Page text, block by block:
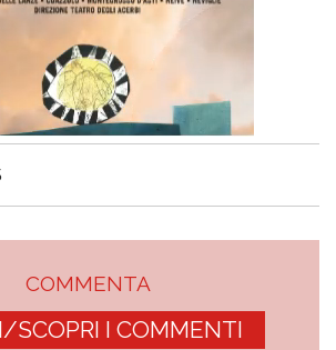
COMMENTA
SCOPRI I COMMENTI